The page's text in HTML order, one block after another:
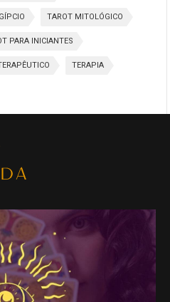
TAROT MITOLÓGICO
PARA INICIANTES
TERAPIA